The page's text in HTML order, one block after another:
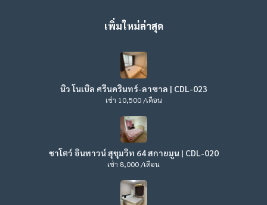
เพิ่มใหม่ล่าสุด
นิว โนเบิล ศรีนครินทร์-ลาซาล | CDL-023
เช่า 10,500 /เดือน
ชาโตว์ อินทาวน์ สุขุมวิท 64 สกายมูน | CDL-020
เช่า 8,000 /เดือน